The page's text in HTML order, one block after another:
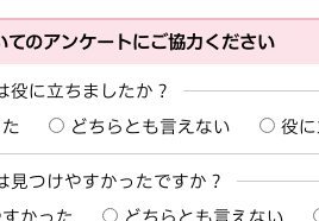
てのアンケートにご協力ください
役に立ちましたか？
どちらとも言えない 役
見つけやすかったですか？
かった どちらとも言えない